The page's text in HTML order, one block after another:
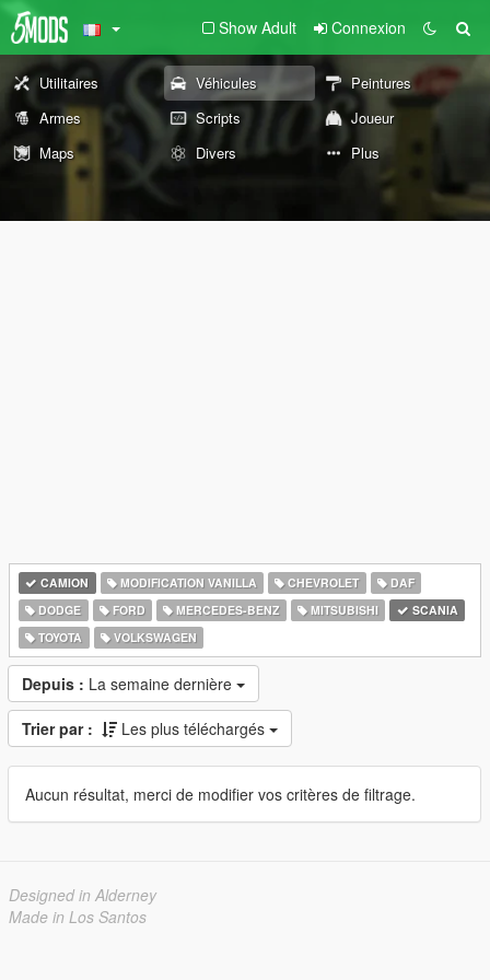
Show Adult Connexion
Utilitaires Véhicules
Peintures
Armes
Scripts
Joueur
Maps
Divers Plus
CAMION MODIFICATION VANILLA CHEVROLET
DAF
DODGE
FORD MERCEDES-BENZ MITSUBISHI
SCANIA
TOYOTA
VOLKSWAGEN
Depuis : La semaine dernière
Trier par : Les plus téléchargés
Aucun résultat, merci de modifier vos critères de filtrage.
Designed in Alderney
Made in Los Santos